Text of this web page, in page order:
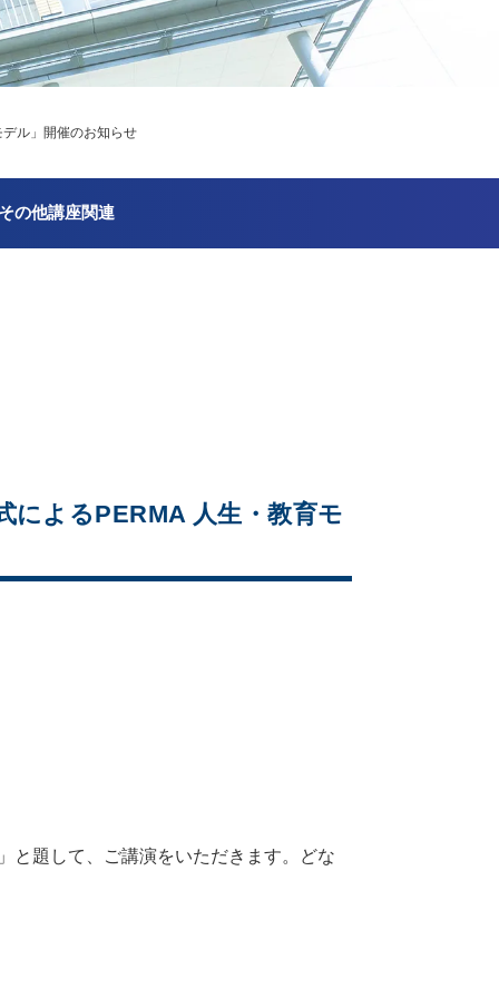
ル」開催のお知らせ
の他講座関連
によるPERMA 人生・教育モ
と題して、ご講演をいただきます。どな